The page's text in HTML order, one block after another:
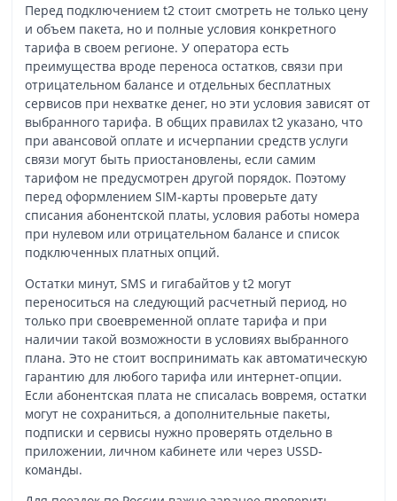
Перед подключением t2 стоит смотреть не только цену
и объем пакета, но и полные условия конкретного
тарифа в своем регионе. У оператора есть
преимущества вроде переноса остатков, связи при
отрицательном балансе и отдельных бесплатных
сервисов при нехватке денег, но эти условия зависят от
выбранного тарифа. В общих правилах t2 указано, что
при авансовой оплате и исчерпании средств услуги
связи могут быть приостановлены, если самим
тарифом не предусмотрен другой порядок. Поэтому
перед оформлением SIM-карты проверьте дату
списания абонентской платы, условия работы номера
при нулевом или отрицательном балансе и список
подключенных платных опций.
Остатки минут, SMS и гигабайтов у t2 могут
переноситься на следующий расчетный период, но
только при своевременной оплате тарифа и при
наличии такой возможности в условиях выбранного
плана. Это не стоит воспринимать как автоматическую
гарантию для любого тарифа или интернет-опции.
Если абонентская плата не списалась вовремя, остатки
могут не сохраниться, а дополнительные пакеты,
подписки и сервисы нужно проверять отдельно в
приложении, личном кабинете или через USSD-
команды.